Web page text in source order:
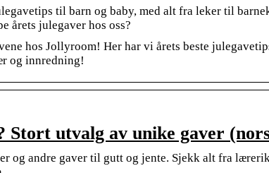
til barn og baby, med alt fra leker til
årets julegaver hos oss?
hos Jollyroom! Her har vi årets beste
og innredning!
Stort utvalg av unike gaver
og andre gaver til gutt og jente. Sjekk alt fra